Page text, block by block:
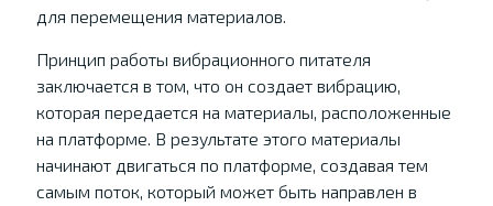
для перемещения материалов.
Принцип работы вибрационного питателя
заключается в том, что он создает вибрацию,
которая передается на материалы, расположенные
на платформе. В результате этого материалы
начинают двигаться по платформе, создавая тем
самым поток, который может быть направлен в